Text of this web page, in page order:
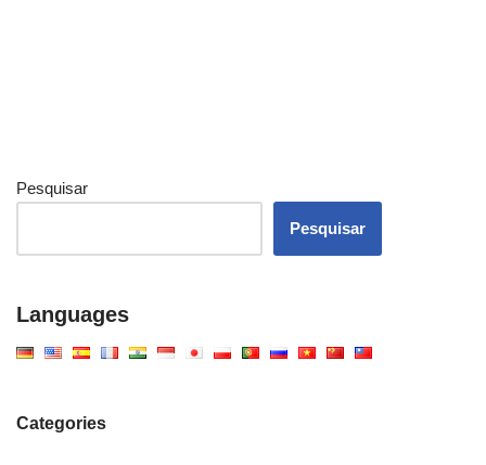
Pesquisar
Pesquisar
Languages
Categories